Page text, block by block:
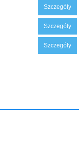
Szczegóły
Szczegóły
Szczegóły